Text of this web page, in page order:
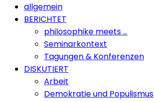
allgemein
BERICHTET
philosophike meets …
Seminarkontext
Tagungen & Konferenzen
DISKUTIERT
Arbeit
Demokratie und Populismus